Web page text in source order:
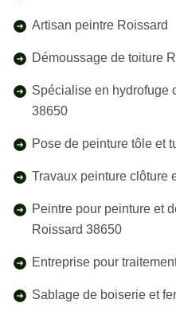
Artisan peintre Roissard
Démoussage de toiture
Spécialise en hydrofuge
38650
Pose de peinture tôle et
Travaux peinture clôture
Peintre pour peinture et
Roissard 38650
Entreprise pour
Sablage de boiserie et